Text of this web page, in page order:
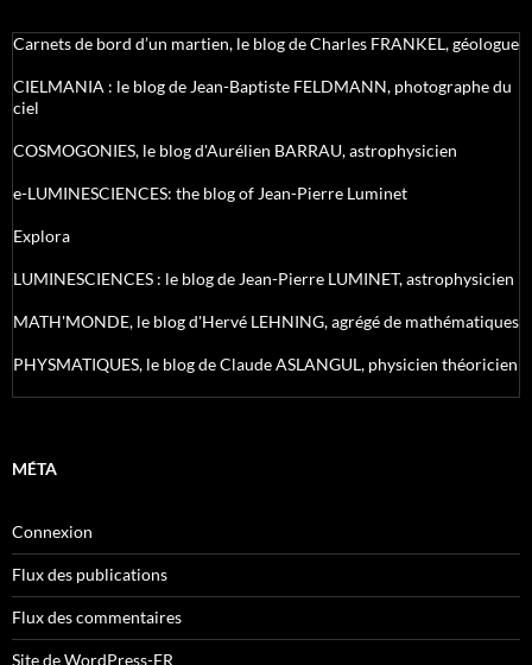
Carnets de bord d’un martien, le blog de Charles FRANKEL, géologue
CIELMANIA : le blog de Jean-Baptiste FELDMANN, photographe du
ciel
COSMOGONIES, le blog d'Aurélien BARRAU, astrophysicien
e-LUMINESCIENCES: the blog of Jean-Pierre Luminet
Explora
LUMINESCIENCES : le blog de Jean-Pierre LUMINET, astrophysicien
MATH'MONDE, le blog d'Hervé LEHNING, agrégé de mathématiques
PHYSMATIQUES, le blog de Claude ASLANGUL, physicien théoricien
MÉTA
Connexion
Flux des publications
Flux des commentaires
Site de WordPress-FR